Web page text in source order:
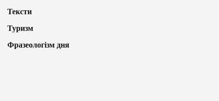
Тексти
Туризм
Фразеологізм дня